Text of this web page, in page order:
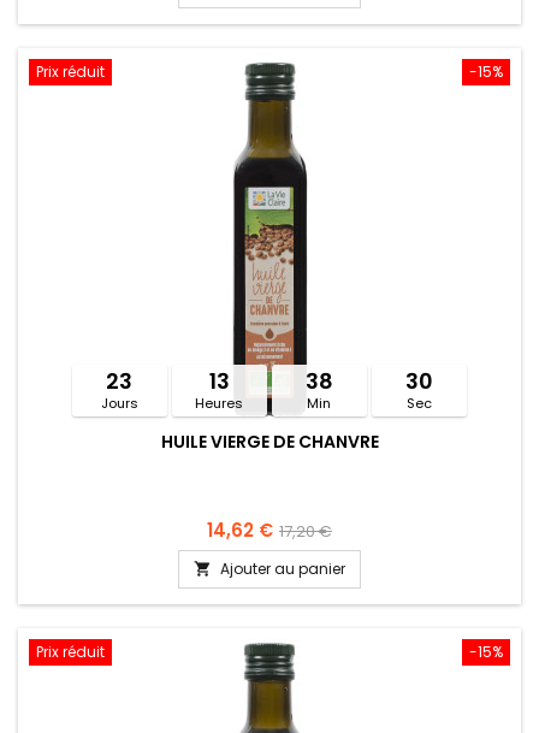
-15%
Prix réduit
23
Jours
13
Heures
38
Min
30
Sec
HUILE VIERGE DE CHANVRE
14,62 € 17,20 €
 Ajouter au panier
-15%
Prix réduit